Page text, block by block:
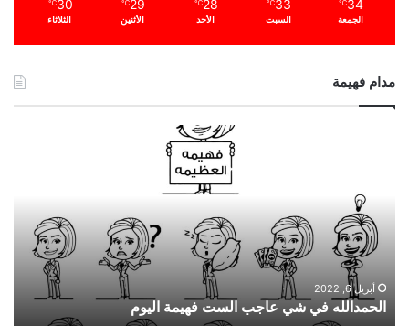
34
℃
الجمعة
33
℃
السبت
28
℃
الأحد
29
℃
الأثنين
30
℃
الثلاثاء
مدام فهيمة
ي
أبريل 6, 2022
الحمدالله في شي عاجب الست فهيمة اليوم